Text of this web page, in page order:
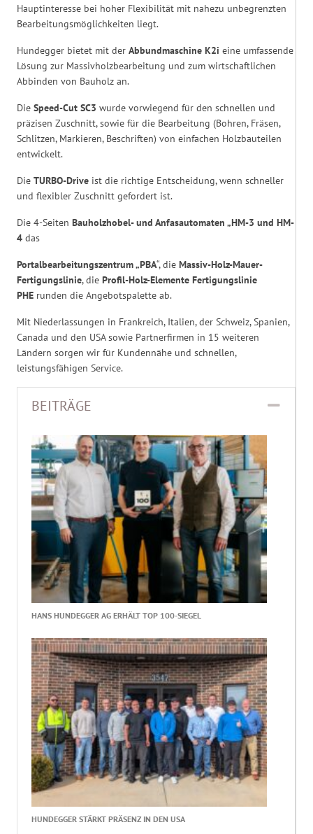
Hauptinteresse bei hoher Flexibilität mit nahezu unbegrenzten
Bearbeitungsmöglichkeiten liegt.
Hundegger bietet mit derAbbundmaschine K2i eine umfassende
Lösung zur Massivholzbearbeitung und zum wirtschaftlichen
Abbinden von Bauholz an.
DieSpeed-Cut SC3 wurde vorwiegend für den schnellen und
präzisen Zuschnitt, sowie für die Bearbeitung (Bohren, Fräsen,
Schlitzen, Markieren, Beschriften) von einfachen Holzbauteilen
entwickelt.
DieTURBO-Drive ist die richtige Entscheidung, wenn schneller
und flexibler Zuschnitt gefordert ist.
Die 4-SeitenBauholzhobel- und Anfasautomaten „HM-3 und HM-
4 das
Portalbearbeitungszentrum „PBA“, dieMassiv-Holz-Mauer-
Fertigungslinie, dieProfil-Holz-Elemente Fertigungslinie
PHE runden die Angebotspalette ab.
Mit Niederlassungen in Frankreich, Italien, der Schweiz, Spanien,
Canada und den USA sowie Partnerfirmen in 15 weiteren
Ländern sorgen wir für Kundennähe und schnellen,
leistungsfähigen Service.
BEITRÄGE
HANS HUNDEGGER AG ERHÄLT TOP 100-SIEGEL
HUNDEGGER STÄRKT PRÄSENZ IN DEN USA